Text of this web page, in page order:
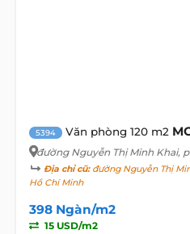
5394 Văn phòng 120 m2
đường Nguyễn Thị Minh Khai,
Địa chỉ cũ:đường Nguyễn Thị
Hồ Chí Minh
398 Ngàn/m2
15 USD/m2